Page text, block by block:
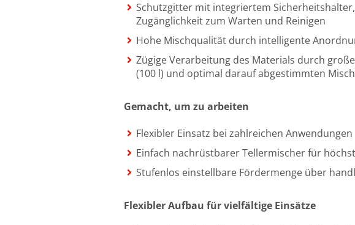
Schutzgitter mit integriertem
Zugänglichkeit zum Warten und Reinigen
Hohe Mischqualität durch intelligente
Zügige Verarbeitung des Materials durch
(100 l) und optimal darauf abgestimmten
Gemacht, um zu arbeiten
Flexibler Einsatz bei zahlreichen Anwendungen
Einfach nachrüstbarer Tellermischer für
Stufenlos einstellbare Fördermenge über
Flexibler Aufbau für vielfältige Einsätze